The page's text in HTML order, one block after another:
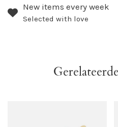
New items every week
Selected with love